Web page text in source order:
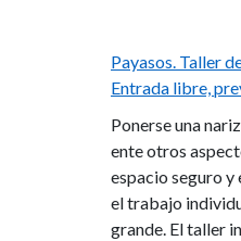
Payasos. Taller
Entrada libre,
Ponerse una
ente otros
espacio seguro
el trabajo
grande. El taller